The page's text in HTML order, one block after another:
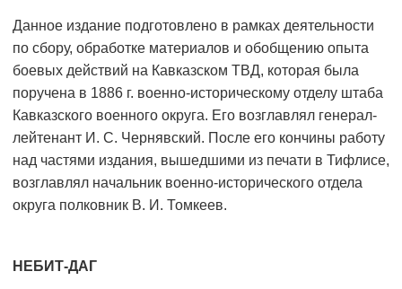
Данное издание подготовлено в рамках деятельности
по сбору, обработке материалов и обобщению опыта
боевых действий на Кавказском ТВД, которая была
поручена в 1886 г. военно-историческому отделу штаба
Кавказского военного округа. Его возглавлял генерал-
лейтенант И. С. Чернявский. После его кончины работу
над частями издания, вышедшими из печати в Тифлисе,
возглавлял начальник военно-исторического отдела
округа полковник В. И. Томкеев.
НЕБИТ-ДАГ